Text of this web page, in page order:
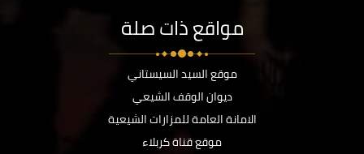
مواقع ذات صلة
موقع السيد السيستاني
ديوان الوقف الشيعي
الامانة العامة للمزارات الشيعية
موقع قناة كربلاء